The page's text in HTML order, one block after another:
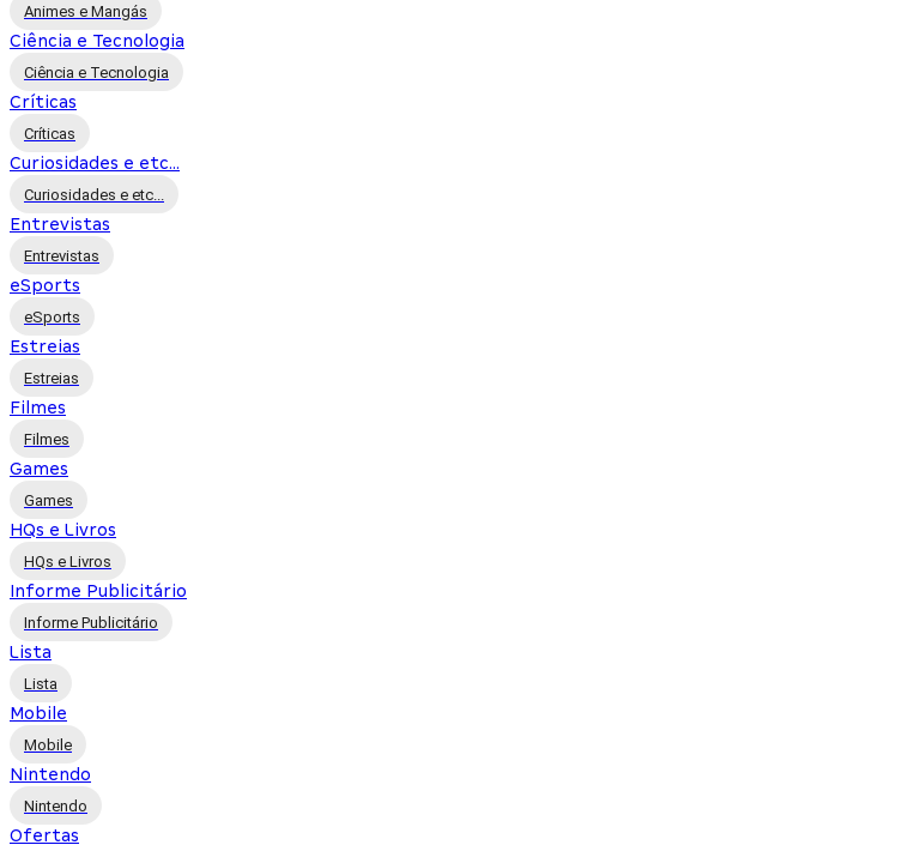
Animes e Mangás
Ciência e Tecnologia
Ciência e Tecnologia
Críticas
Críticas
Curiosidades e etc...
Curiosidades e etc...
Entrevistas
Entrevistas
eSports
eSports
Estreias
Estreias
Filmes
Filmes
Games
Games
HQs e Livros
HQs e Livros
Informe Publicitário
Informe Publicitário
Lista
Lista
Mobile
Mobile
Nintendo
Nintendo
Ofertas